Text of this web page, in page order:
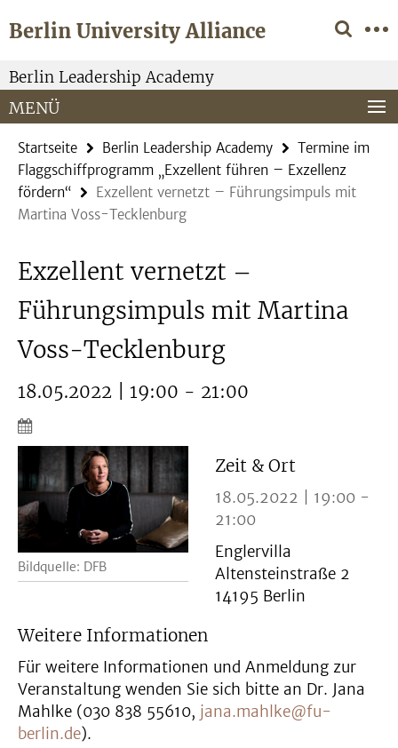
direkt
Inhalt
Berlin University Alliance
Service-
Navigation
Berlin Leadership Academy
MENÜ
Startseite Berlin Leadership Academy
Termine im
Flaggschiffprogramm „Exzellent führen – Exzellenz
fördern“
Exzellent vernetzt – Führungsimpuls mit
Martina Voss-Tecklenburg
Exzellent vernetzt –
Führungsimpuls mit Martina
Voss-Tecklenburg
18.05.2022 | 19:00 - 21:00
Bildquelle: DFB
Zeit & Ort
18.05.2022 | 19:00 -
21:00
Englervilla
Altensteinstraße 2
14195 Berlin
Weitere Informationen
Für weitere Informationen und Anmeldung zur
Veranstaltung wenden Sie sich bitte an Dr. Jana
Mahlke (030 838 55610, jana.mahlke@fu-
berlin.de).